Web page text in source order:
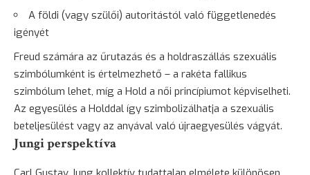
A földi (vagy szülői) autoritástól való függetlenedés
igényét
Freud számára az űrutazás és a holdraszállás szexuális
szimbólumként is értelmezhető – a rakéta fallikus
szimbólum lehet, míg a Hold a női princípiumot képviselheti.
Az egyesülés a Holddal így szimbolizálhatja a szexuális
beteljesülést vagy az anyával való újraegyesülés vágyát.
Jungi perspektíva